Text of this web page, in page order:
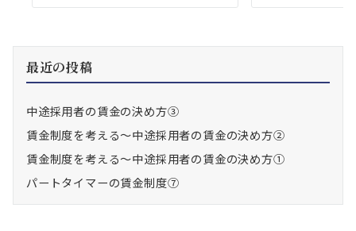
最近の投稿
中途採用者の賃金の決め方③
賃金制度を考える～中途採用者の賃金の決め方②
賃金制度を考える～中途採用者の賃金の決め方①
パートタイマーの賃金制度⑦